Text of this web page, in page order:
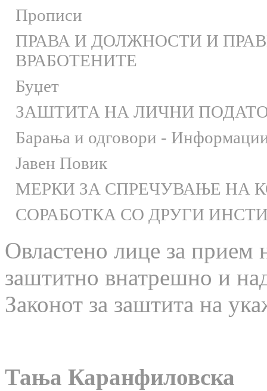
Прописи
ПРАВА И ДОЛЖНОСТИ И
ВРАБОТЕНИТЕ
Буџет
ЗАШТИТА НА ЛИЧНИ
Барања и одговори - Информации
Јавен Повик
МЕРКИ ЗА СПРЕЧУВАЊЕ НА
СОРАБОТКА СО ДРУГИ
Овластено лице за прием
заштитно внатрешно и
Законот за заштита на
Тања Каранфиловска